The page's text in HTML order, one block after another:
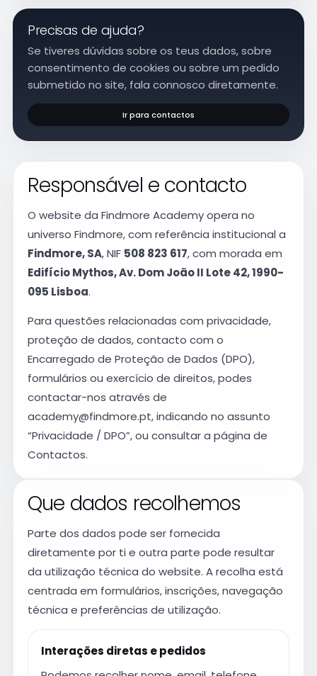
Precisas de ajuda?
Se tiveres dúvidas sobre os teus dados, sobre
consentimento de cookies ou sobre um pedido
submetido no site, fala connosco diretamente.
Ir para contactos
Responsável e contacto
O website da Findmore Academy opera no
universo Findmore, com referência institucional a
Findmore, SA, NIF 508 823 617, com morada em
Edifício Mythos, Av. Dom João II Lote 42, 1990-
095 Lisboa.
Para questões relacionadas com privacidade,
proteção de dados, contacto com o
Encarregado de Proteção de Dados (DPO),
formulários ou exercício de direitos, podes
contactar-nos através de
academy@findmore.pt, indicando no assunto
“Privacidade / DPO”, ou consultar a página de
Contactos.
Que dados recolhemos
Parte dos dados pode ser fornecida
diretamente por ti e outra parte pode resultar
da utilização técnica do website. A recolha está
centrada em formulários, inscrições, navegação
técnica e preferências de utilização.
Interações diretas e pedidos